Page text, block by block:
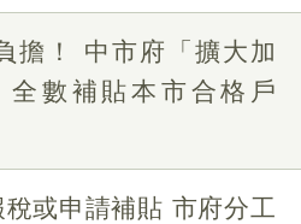
擔！ 中市府「擴大加
數補貼本市合格戶
或申請補貼 市府分工